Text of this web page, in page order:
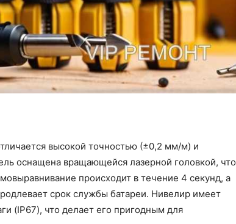
высокой точностью (±0,2 мм/м) и
оснащена вращающейся лазерной головкой, что
происходит в течение 4 секунд, а
срок службы батареи. Нивелир имеет
(IP67), что делает его пригодным для